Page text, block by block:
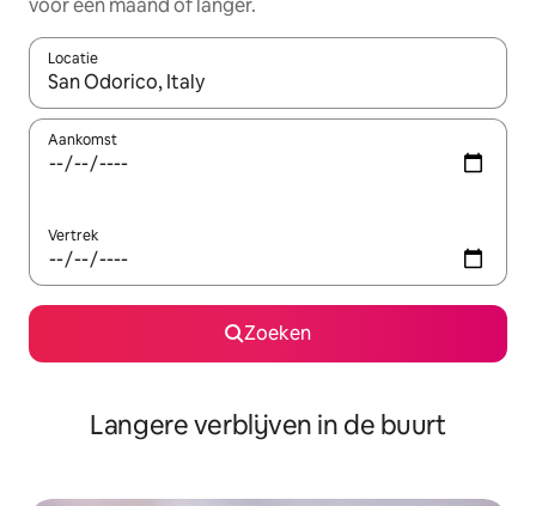
Locatie
Wanneer er resultaten beschikbaar zijn, maak je een keuze
Aankomst
Vertrek
Zoeken
Langere verblijven in de buurt